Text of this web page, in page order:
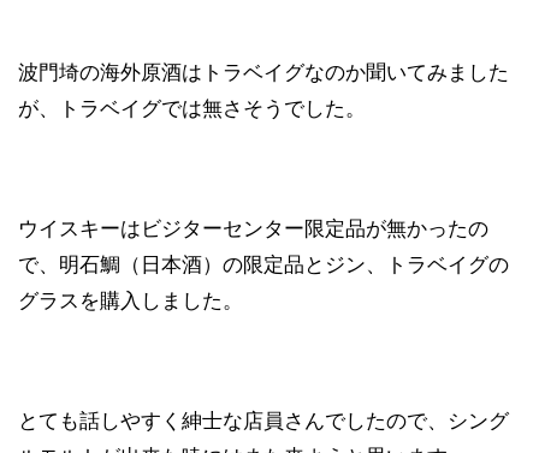
波門埼の海外原酒はトラベイグなのか聞いてみました
が、トラベイグでは無さそうでした。
ウイスキーはビジターセンター限定品が無かったの
で、明石鯛（日本酒）の限定品とジン、トラベイグの
グラスを購入しました。
とても話しやすく紳士な店員さんでしたので、シング